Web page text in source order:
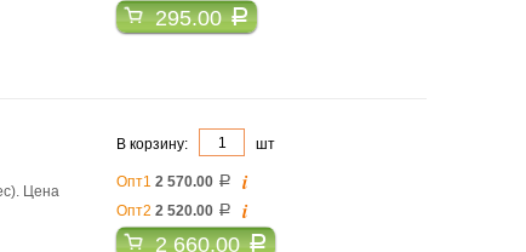
295.00a
Цена
В корзину: шт
Опт1 2 570.00 a i
Опт2 2 520.00 a i
2 660.00a